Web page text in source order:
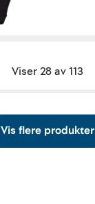
Viser 28 av 113
Vis flere produkter